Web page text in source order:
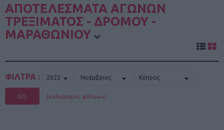
ΑΠΟΤΕΛΕΣΜΑΤΑ ΑΓΩΝΩΝ
ΤΡΕΞΙΜΑΤΟΣ - ΔΡΟΜΟΥ -
ΜΑΡΑΘΩΝΙΟΥ
ΦΙΛΤΡΑ :
GO (καθαρισμός φίλτρων)